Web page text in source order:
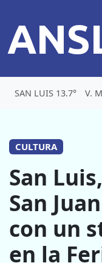
SAN LUIS 13.7° V.
CULTURA
San
San
con un
en la